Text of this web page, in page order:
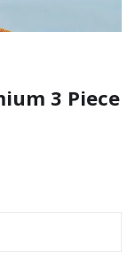
3 Piece